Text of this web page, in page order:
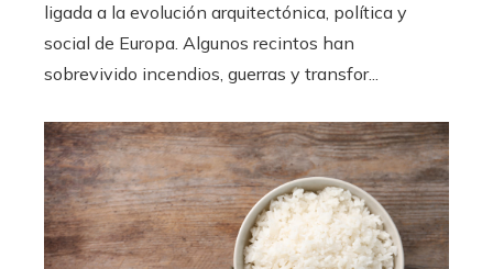
ligada a la evolución arquitectónica, política y
social de Europa. Algunos recintos han
sobrevivido incendios, guerras y transfor...